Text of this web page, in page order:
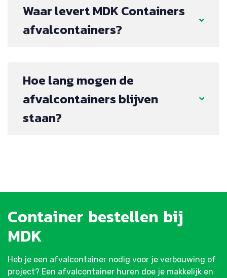
Waar levert MDK Containers
afvalcontainers?
Hoe lang mogen de
afvalcontainers blijven
staan?
Container bestellen bij
MDK
Heb je een afvalcontainer nodig voor je verbouwing of
project? Een afvalcontainer huren doe je makkelijk en